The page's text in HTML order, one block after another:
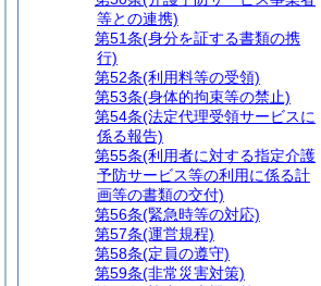
等との連携)
第51条(身分を証する書類の携
行)
第52条(利用料等の受領)
第53条(身体的拘束等の禁止)
第54条(法定代理受領サービスに
係る報告)
第55条(利用者に対する指定介護
予防サービス等の利用に係る計
画等の書類の交付)
第56条(緊急時等の対応)
第57条(運営規程)
第58条(定員の遵守)
第59条(非常災害対策)